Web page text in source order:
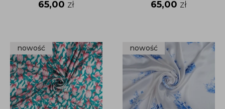
65,00 zł 65,00 zł
nowość nowość